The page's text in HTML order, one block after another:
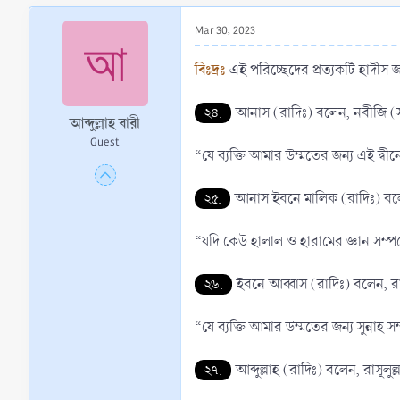
r
t
আ
আব্দুল্লাহ বারী
Guest
Mar 30, 2023
বিঃদ্রঃ এই পরিচ্ছেদের প্রত্যকটি হাদীস
২৪. আনাস (রাদিঃ) বলেন, নবীজি
“যে ব্যক্তি আমার উম্মতের জন্য এই
২৫. আনাস ইবনে মালিক (রাদিঃ)
“যদি কেউ হালাল ও হারামের জ্ঞান
২৬. ইবনে আব্বাস (রাদিঃ) বলেন,
“যে ব্যক্তি আমার উম্মতের জন্য সুন্নাহ
২৭. আব্দুল্লাহ (রাদিঃ) বলেন,